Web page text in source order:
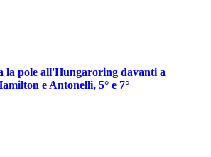
la pole all'Hungaroring davanti a
e Antonelli, 5° e 7°